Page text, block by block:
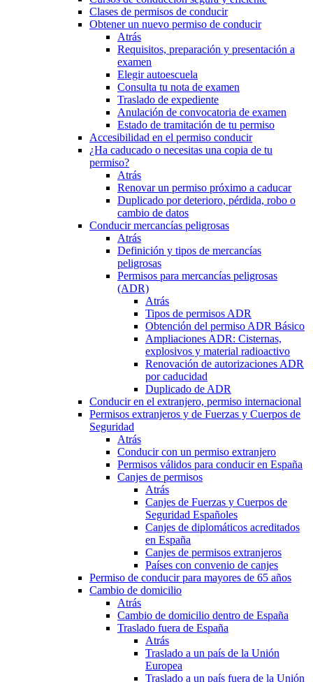
Clases de permisos de conducir
Obtener un nuevo permiso de conducir
Atrás
Requisitos, preparación y presentación a
examen
Elegir autoescuela
Consulta tu nota de examen
Traslado de expediente
Anulación de convocatoria de examen
Estado de tramitación de tu permiso
Accesibilidad en el permiso conducir
¿Ha caducado o necesitas una copia de tu
permiso?
Atrás
Renovar un permiso próximo a caducar
Duplicado por deterioro, pérdida, robo o
cambio de datos
Conducir mercancías peligrosas
Atrás
Definición y tipos de mercancías
peligrosas
Permisos para mercancías peligrosas
(ADR)
Atrás
Tipos de permisos ADR
Obtención del permiso ADR Básico
Ampliaciones ADR: Cisternas,
explosivos y material radioactivo
Renovación de autorizaciones ADR
por caducidad
Duplicado de ADR
Conducir en el extranjero, permiso internacional
Permisos extranjeros y de Fuerzas y Cuerpos de
Seguridad
Atrás
Conducir con un permiso extranjero
Permisos válidos para conducir en España
Canjes de permisos
Atrás
Canjes de Fuerzas y Cuerpos de
Seguridad Españoles
Canjes de diplomáticos acreditados
en España
Canjes de permisos extranjeros
Países con convenio de canjes
Permiso de conducir para mayores de 65 años
Cambio de domicilio
Atrás
Cambio de domicilio dentro de España
Traslado fuera de España
Atrás
Traslado a un país de la Unión
Europea
Traslado a un país fuera de la Unión